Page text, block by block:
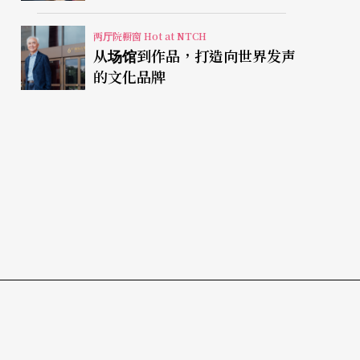
两厅院橱窗 Hot at NTCH
从场馆到作品，打造向世界发声
的文化品牌